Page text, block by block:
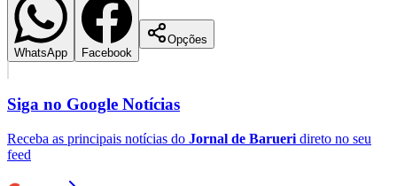
WhatsApp Facebook
Opções
Siga no Google Notícias
Receba as principais notícias do Jornal de Barueri direto no seu
feed